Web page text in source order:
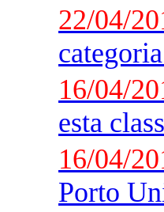
22/04/
16/04/
esta
16/04/
Porto